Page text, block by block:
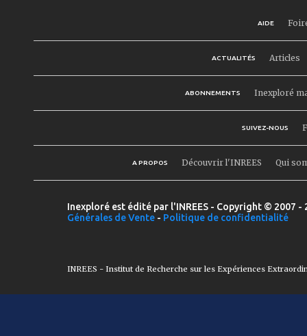
AIDE
ACTUALITÉS Articles
ABONNEMENTS Inexploré
SUIVEZ-NOUS
A PROPOS Découvrir l'INREES Qui
Inexploré est édité par l'INREES - Copyright © 2007
Générales de Vente - Politique de confidentialité
INREES - Institut de Recherche sur les Expériences